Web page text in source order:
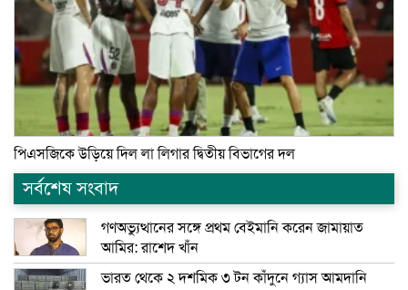
পিএসজিকে উড়িয়ে দিল লা লিগার দ্বিতীয় বিভাগের দল
সর্বশেষ সংবাদ
গণঅভ্যুত্থানের সঙ্গে প্রথম বেইমানি করেন জামায়াত
আমির: রাশেদ খাঁন
ভারত থেকে ২ দশমিক ৩ টন কাঁদুনে গ্যাস আমদানি